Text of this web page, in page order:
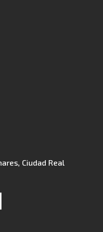
Ciudad Real